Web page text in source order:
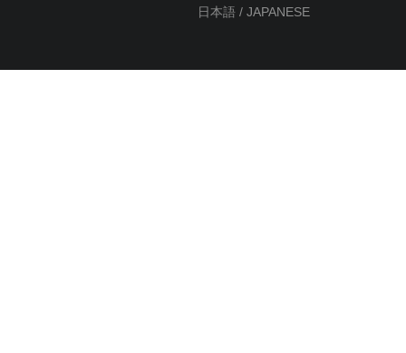
日本語 / JAPANESE